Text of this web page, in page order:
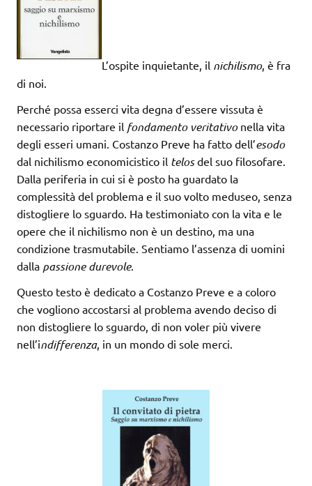
L’ospite inquietante, il nichilismo, è fra
di noi.
Perché possa esserci vita degna d’essere vissuta è
necessario riportare il fondamento veritativonella vita
degli esseri umani. Costanzo Preve ha fatto dell’esodo
dal nichilismo economicistico il telosdel suo filosofare.
Dalla periferia in cui si è posto ha guardato la
complessità del problema e il suo volto meduseo, senza
distogliere lo sguardo. Ha testimoniato con la vita e le
opere che il nichilismo non è un destino, ma una
condizione trasmutabile. Sentiamo l’assenza di uomini
dalla passione durevole.
Questo testo è dedicato a Costanzo Preve e a coloro
che vogliono accostarsi al problema avendo deciso di
non distogliere lo sguardo, di non voler più vivere
nell’indifferenza, in un mondo di sole merci.